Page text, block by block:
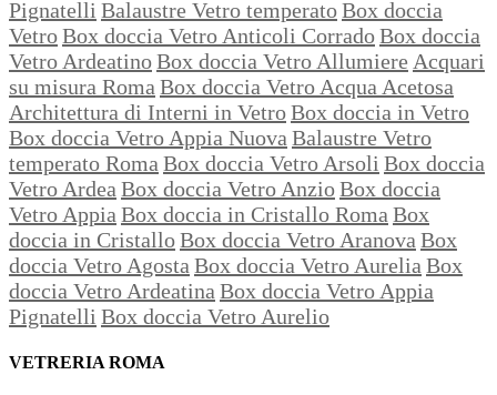
Pignatelli Balaustre Vetro temperatoBox doccia
VetroBox doccia Vetro Anticoli CorradoBox doccia
Vetro ArdeatinoBox doccia Vetro Allumiere Acquari
su misura Roma Box doccia Vetro Acqua Acetosa
Architettura di Interni in VetroBox doccia in Vetro
Box doccia Vetro Appia Nuova Balaustre Vetro
temperato Roma Box doccia Vetro Arsoli Box doccia
Vetro Ardea Box doccia Vetro AnzioBox doccia
Vetro Appia Box doccia in Cristallo Roma Box
doccia in CristalloBox doccia Vetro Aranova Box
doccia Vetro Agosta Box doccia Vetro Aurelia Box
doccia Vetro Ardeatina Box doccia Vetro Appia
Pignatelli Box doccia Vetro Aurelio
VETRERIA ROMA